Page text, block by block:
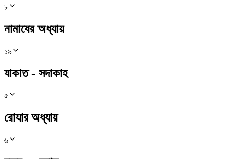
৮
নামাযের অধ্যায়
১৯
যাকাত - সদাকাহ
৫
রোযার অধ্যায়
৬